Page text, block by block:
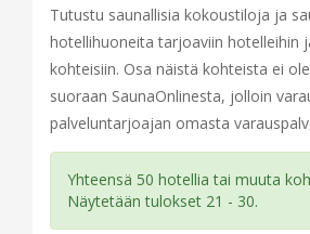
Tutustu saunallisia kokoustiloja ja
hotellihuoneita tarjoaviin hotelleihin
kohteisiin. Osa näistä kohteista ei
suoraan SaunaOnlinesta, jolloin
palveluntarjoajan omasta
Yhteensä 50 hotellia tai muuta
Näytetään tulokset 21 - 30.